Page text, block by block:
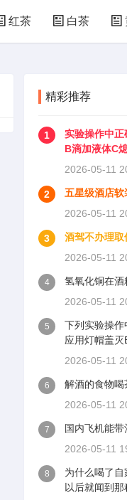
红茶 白茶
精彩推荐
1
实验操作中正
B滴加液体C
2026-05-11
2
五星级酒店软
2026-05-11
3
酒驾不办理
2026-05-11
4
氢氧化铜在
2026-05-11
5
下列实验操
应用灯帽盖灭
2026-05-11
6
解酒的食物喝
2026-05-11
7
国内飞机能带
2026-05-11
8
为什么喝了
以后就闻到